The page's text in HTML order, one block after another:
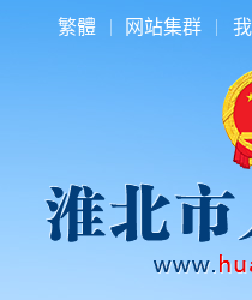
繁體 网站集群